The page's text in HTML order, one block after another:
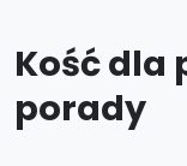
Kość dla
porady